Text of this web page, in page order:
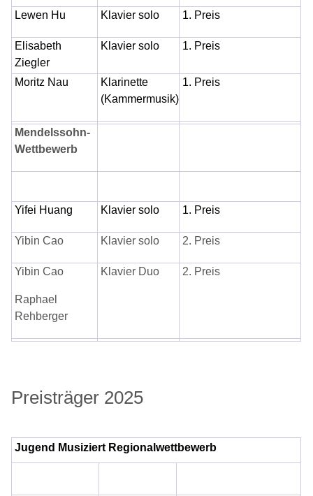
Lewen Hu Klavier solo 1. Preis
Elisabeth
Ziegler
Klavier solo 1. Preis
Moritz Nau
Klarinette
(Kammermusik)
1. Preis
Mendelssohn-
Wettbewerb
Yifei Huang Klavier solo 1. Preis
Yibin Cao Klavier solo 2. Preis
Yibin Cao
Raphael
Rehberger
Klavier Duo 2. Preis
Preisträger 2025
Jugend Musiziert Regionalwettbewerb